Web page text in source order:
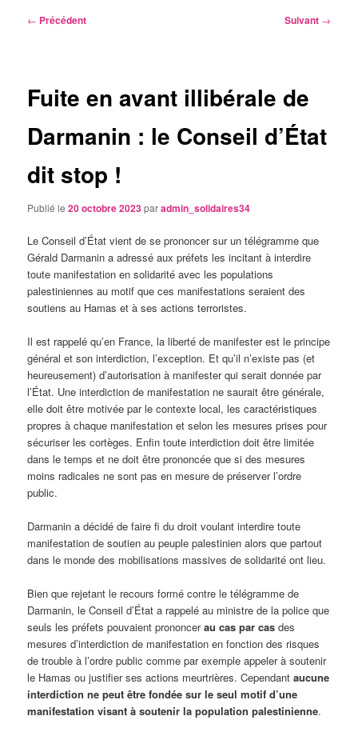
Navigation
← Précédent Suivant →
Fuite en avant illibérale de
Darmanin : le Conseil d’État
dit stop !
Publié le20 octobre 2023paradmin_solidaires34
Le Conseil d’État vient de se prononcer sur un télégramme que
Gérald Darmanin a adressé aux préfets les incitant à interdire
toute manifestation en solidarité avec les populations
palestiniennes au motif que ces manifestations seraient des
soutiens au Hamas et à ses actions terroristes.
Il est rappelé qu’en France, la liberté de manifester est le principe
général et son interdiction, l’exception. Et qu’il n’existe pas (et
heureusement) d’autorisation à manifester qui serait donnée par
l’État. Une interdiction de manifestation ne saurait être générale,
elle doit être motivée par le contexte local, les caractéristiques
propres à chaque manifestation et selon les mesures prises pour
sécuriser les cortèges. Enfin toute interdiction doit être limitée
dans le temps et ne doit être prononcée que si des mesures
moins radicales ne sont pas en mesure de préserver l’ordre
public.
Darmanin a décidé de faire fi du droit voulant interdire toute
manifestation de soutien au peuple palestinien alors que partout
dans le monde des mobilisations massives de solidarité ont lieu.
Bien que rejetant le recours formé contre le télégramme de
Darmanin, le Conseil d’État a rappelé au ministre de la police que
seuls les préfets pouvaient prononcerau cas par cas des
mesures d’interdiction de manifestation en fonction des risques
de trouble à l’ordre public comme par exemple appeler à soutenir
le Hamas ou justifier ses actions meurtrières. Cependantaucune
interdiction ne peut être fondée sur le seul motif d’une
manifestation visant à soutenir la population palestinienne.